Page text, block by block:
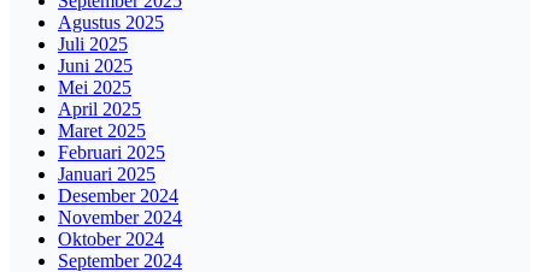
Agustus 2025
Juli 2025
Juni 2025
Mei 2025
April 2025
Maret 2025
Februari 2025
Januari 2025
Desember 2024
November 2024
Oktober 2024
September 2024